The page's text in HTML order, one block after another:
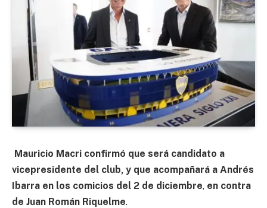
Mauricio Macri confirmó que será candidato a
vicepresidente del club, y que acompañará a Andrés
Ibarra en los comicios del 2 de diciembre, en contra
de Juan Román Riquelme.